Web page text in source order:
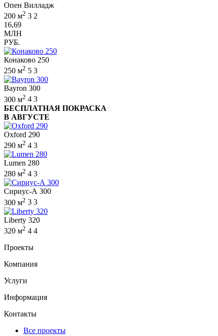
Опен Вилладж
200 м2 3 2
16,69
МЛН
РУБ.
Конаково 250
250 м2 5 3
Bayron 300
300 м2 4 3
БЕСПЛАТНАЯ ПОКРАСКА
В АВГУСТЕ
Oxford 290
290 м2 4 3
Lumen 280
280 м2 4 3
Сириус-А 300
300 м2 3 3
Liberty 320
320 м2 4 4
Проекты
Компания
Услуги
Информация
Контакты
Все проекты